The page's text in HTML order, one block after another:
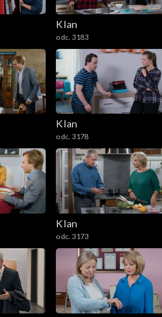
Klan
odc. 3183
Klan
odc. 3178
Klan
odc. 3173